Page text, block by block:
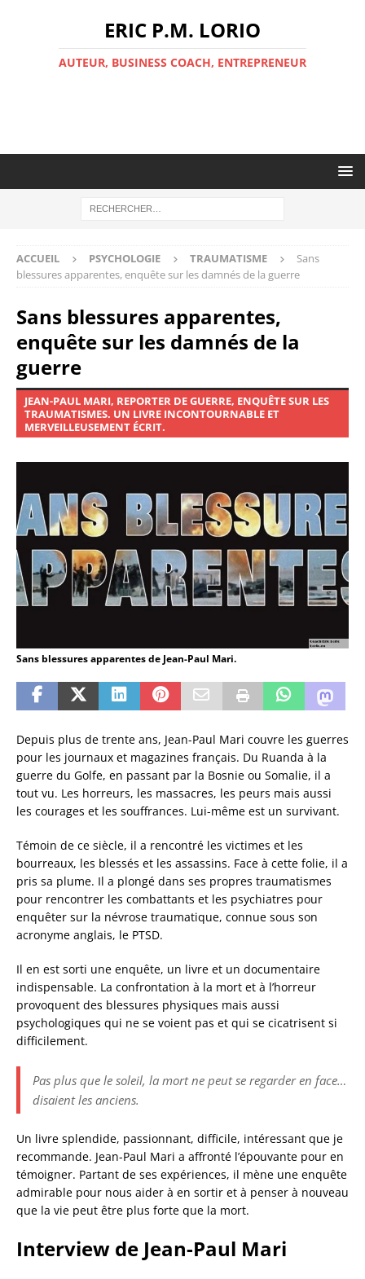
ERIC P.M. LORIO
AUTEUR, BUSINESS COACH, ENTREPRENEUR
ACCUEIL PSYCHOLOGIE TRAUMATISME
Sans
blessures apparentes, enquête sur les damnés de la guerre
Sans blessures apparentes,
enquête sur les damnés de la
guerre
JEAN-PAUL MARI, REPORTER DE GUERRE, ENQUÊTE SUR LES
TRAUMATISMES. UN LIVRE INCONTOURNABLE ET
MERVEILLEUSEMENT ÉCRIT.
Sans blessures apparentes de Jean-Paul Mari.
Depuis plus de trente ans, Jean-Paul Mari couvre les guerres
pour les journaux et magazines français. Du Ruanda à la
guerre du Golfe, en passant par la Bosnie ou Somalie, il a
tout vu. Les horreurs, les massacres, les peurs mais aussi
les courages et les souffrances. Lui-même est un survivant.
Témoin de ce siècle, il a rencontré les victimes et les
bourreaux, les blessés et les assassins. Face à cette folie, il a
pris sa plume. Il a plongé dans ses propres traumatismes
pour rencontrer les combattants et les psychiatres pour
enquêter sur la névrose traumatique, connue sous son
acronyme anglais, le PTSD.
Il en est sorti une enquête, un livre et un documentaire
indispensable. La confrontation à la mort et à l’horreur
provoquent des blessures physiques mais aussi
psychologiques qui ne se voient pas et qui se cicatrisent si
difficilement.
Pas plus que le soleil, la mort ne peut se regarder en face…
disaient les anciens.
Un livre splendide, passionnant, difficile, intéressant que je
recommande. Jean-Paul Mari a affronté l’épouvante pour en
témoigner. Partant de ses expériences, il mène une enquête
admirable pour nous aider à en sortir et à penser à nouveau
que la vie peut être plus forte que la mort.
Interview de Jean-Paul Mari